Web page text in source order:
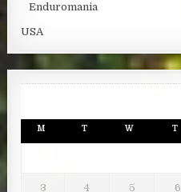
Enduromania
USA
M T W T
3 4 5 6